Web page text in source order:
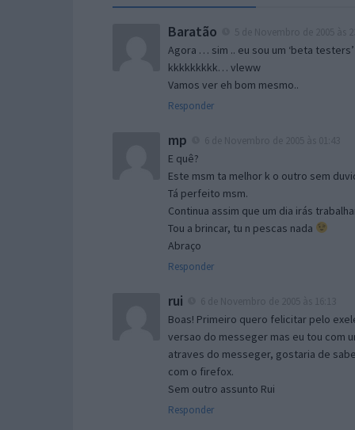
Baratão
Agora … sim .. eu sou um ‘beta testers’
kkkkkkkkk… vleww
Vamos ver eh bom mesmo..
Responder
mp
E quê?
Este msm ta melhor k o outro sem
Tá perfeito msm.
Continua assim que um dia irás
Tou a brincar, tu n pescas nada
Abraço
Responder
rui
Boas! Primeiro quero felicitar pelo
versao do messeger mas eu tou com
atraves do messeger, gostaria de
com o firefox.
Sem outro assunto Rui
Responder